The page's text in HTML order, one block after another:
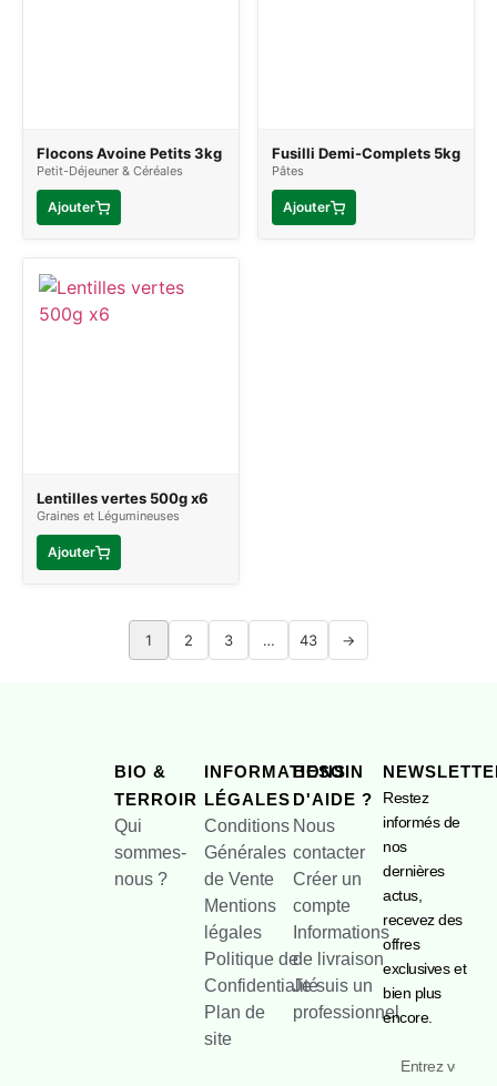
Flocons Avoine Petits 3kg
Petit-Déjeuner & Céréales
Ajouter
Fusilli Demi-Complets 5kg
Pâtes
Ajouter
Lentilles vertes 500g x6
Graines et Légumineuses
Ajouter
1 2 3 … 43 →
BIO &
TERROIR
Qui
sommes-
nous ?
INFORMATIONS
LÉGALES
Conditions
Générales
de Vente
Mentions
légales
Politique de
Confidentialité
Plan de
site
BESOIN
D'AIDE ?
Nous
contacter
Créer un
compte
Informations
de livraison
Je suis un
professionnel
Restez
informés de
nos
dernières
actus,
recevez des
offres
exclusives et
bien plus
encore.